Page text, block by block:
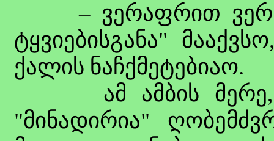
– ვერაფრით ვერ
ტყვიებისგანა"
ქალის ნაჩქმეტებიაო.
ამ ამბის მერე,
"მინადირია"